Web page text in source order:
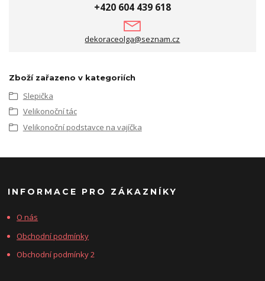
+420 604 439 618
dekoraceolga@seznam.cz
Zboží zařazeno v kategoriích
Slepička
Velikonoční tác
Velikonoční podstavce na vajíčka
INFORMACE PRO ZÁKAZNÍKY
O nás
Obchodní podmínky
Obchodní podmínky 2